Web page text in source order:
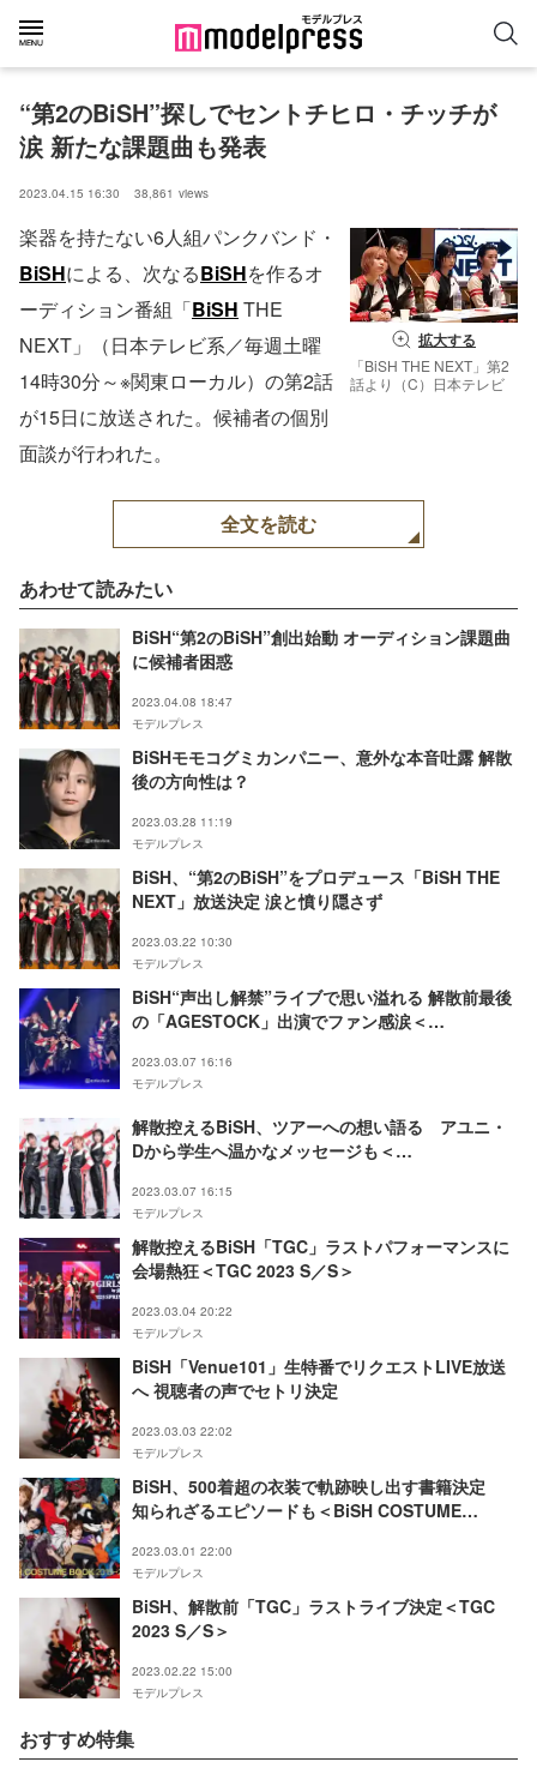
“第2のBiSH”探しでセントチヒロ・チッチが
涙 新たな課題曲も発表
2023.04.15 16:30 38,861 views
拡大する
「BiSH THE NEXT」第2
話より（C）日本テレビ
楽器を持たない6人組パンクバンド・
BiSHによる、次なるBiSHを作るオ
ーディション番組「BiSH THE
NEXT」（日本テレビ系／毎週土曜
14時30分～※関東ローカル）の第2話
が15日に放送された。候補者の個別
面談が行われた。
全文を読む
あわせて読みたい
BiSH“第2のBiSH”創出始動 オーディション課題曲
に候補者困惑
2023.04.08 18:47
モデルプレス
BiSHモモコグミカンパニー、意外な本音吐露 解散
後の方向性は？
2023.03.28 11:19
モデルプレス
BiSH、“第2のBiSH”をプロデュース「BiSH THE
NEXT」放送決定 涙と憤り隠さず
2023.03.22 10:30
モデルプレス
BiSH“声出し解禁”ライブで思い溢れる 解散前最後
の「AGESTOCK」出演でファン感涙＜
2023.03.07 16:16
モデルプレス
解散控えるBiSH、ツアーへの想い語る アユニ・
Dから学生へ温かなメッセージも＜
2023.03.07 16:15
モデルプレス
解散控えるBiSH「TGC」ラストパフォーマンスに
会場熱狂＜TGC 2023 S／S＞
2023.03.04 20:22
モデルプレス
BiSH「Venue101」生特番でリクエストLIVE放送
へ 視聴者の声でセトリ決定
2023.03.03 22:02
モデルプレス
BiSH、500着超の衣装で軌跡映し出す書籍決定
知られざるエピソードも＜BiSH COSTUME
2023.03.01 22:00
モデルプレス
BiSH、解散前「TGC」ラストライブ決定＜TGC
2023 S／S＞
2023.02.22 15:00
モデルプレス
おすすめ特集